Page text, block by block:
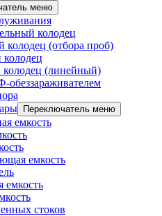
меню
колодец
колодец (отбора проб)
(линейный)
обеззараживателем
Переключатель меню
емкость
емкость
емкость
стоков